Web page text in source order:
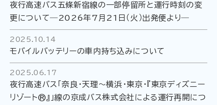
夜行高速バス五條新宿線の一部停留所と運行時刻の変
更について―2026年7月21日（火）出発便より―
2025.10.14
モバイルバッテリーの車内持ち込みについて
2025.06.17
夜行高速バス「奈良・天理～横浜・東京・『東京ディズニー
リゾート®』」線の京成バス株式会社による運行再開につ